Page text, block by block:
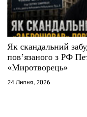
Як скандальний
повʼязаного з РФ
«Миротворець»
24 Липня, 2026